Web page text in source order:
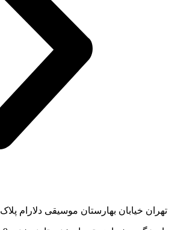
تهران خیابان بهارستان موسیقی دلارام پلاک 66